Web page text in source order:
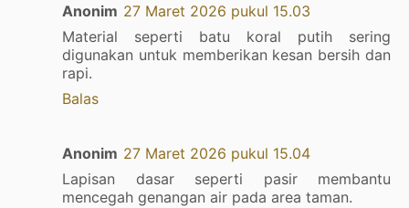
Anonim 27 Maret 2026 pukul 15.03
Material seperti batu koral putih sering
digunakan untuk memberikan kesan bersih dan
rapi.
Balas
Anonim 27 Maret 2026 pukul 15.04
Lapisan dasar seperti pasir membantu
mencegah genangan air pada area taman.